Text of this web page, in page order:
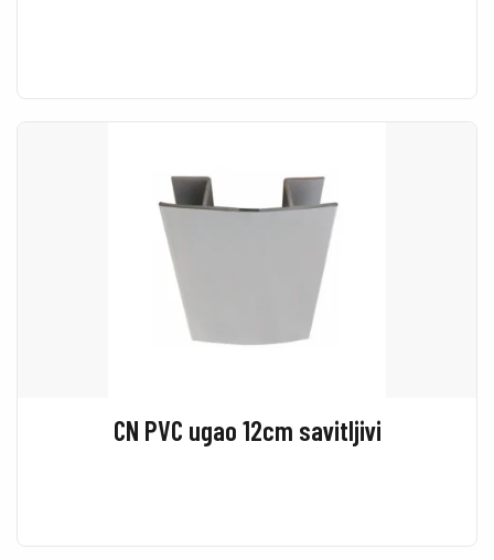
CN PVC ugao 12cm savitljivi